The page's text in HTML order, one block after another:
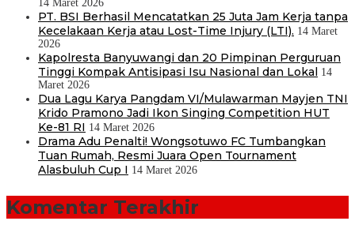
14 Maret 2026
PT. BSI Berhasil Mencatatkan 25 Juta Jam Kerja tanpa
Kecelakaan Kerja atau Lost-Time Injury (LTI). 14 Maret
2026
Kapolresta Banyuwangi dan 20 Pimpinan Perguruan
Tinggi Kompak Antisipasi Isu Nasional dan Lokal 14
Maret 2026
Dua Lagu Karya Pangdam VI/Mulawarman Mayjen TNI
Krido Pramono Jadi Ikon Singing Competition HUT
Ke-81 RI 14 Maret 2026
Drama Adu Penalti! Wongsotuwo FC Tumbangkan
Tuan Rumah, Resmi Juara Open Tournament
Alasbuluh Cup I 14 Maret 2026
Komentar Terakhir